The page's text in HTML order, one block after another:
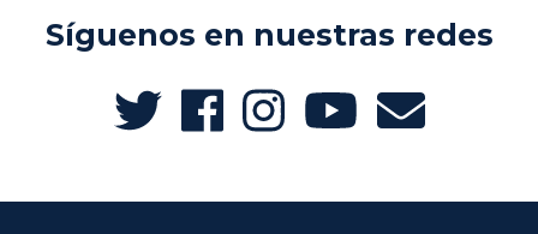
Síguenos en nuestras redes